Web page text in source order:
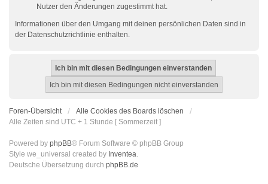
Nutzer den Änderungen zugestimmt hat.
Informationen über den Umgang mit deinen persönlichen Daten sind in
der Datenschutzrichtlinie enthalten.
Foren-Übersicht
Alle Cookies des Boards löschen
Alle Zeiten sind UTC + 1 Stunde [ Sommerzeit ]
Powered by phpBB® Forum Software © phpBB Group
Style we_universal created by Inventea.
Deutsche Übersetzung durch phpBB.de